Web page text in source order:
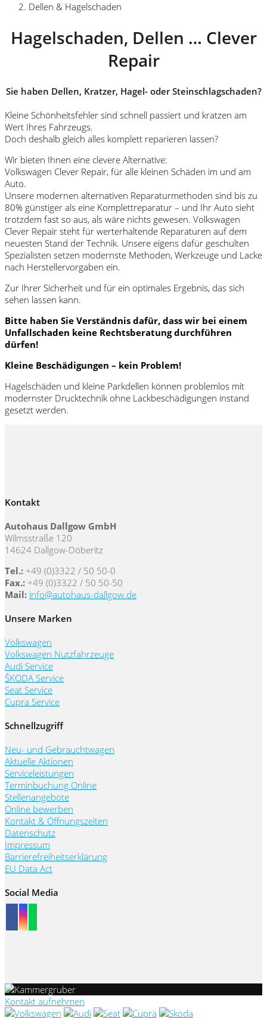
Dellen & Hagelschaden
Hagelschaden, Dellen … Clever
Repair
Sie haben Dellen, Kratzer, Hagel- oder Steinschlagschaden?
Kleine Schönheitsfehler sind schnell passiert und kratzen am
Wert Ihres Fahrzeugs.
Doch deshalb gleich alles komplett reparieren lassen?
Wir bieten Ihnen eine clevere Alternative:
Volkswagen Clever Repair, für alle kleinen Schäden im und am
Auto.
Unsere modernen alternativen Reparaturmethoden sind bis zu
80% günstiger als eine Komplettreparatur – und Ihr Auto sieht
trotzdem fast so aus, als wäre nichts gewesen. Volkswagen
Clever Repair steht für werterhaltende Reparaturen auf dem
neuesten Stand der Technik. Unsere eigens dafür geschulten
Spezialisten setzen modernste Methoden, Werkzeuge und Lacke
nach Herstellervorgaben ein.
Zur Ihrer Sicherheit und für ein optimales Ergebnis, das sich
sehen lassen kann.
Bitte haben Sie Verständnis dafür, dass wir bei einem
Unfallschaden keine Rechtsberatung durchführen
dürfen!
Kleine Beschädigungen – kein Problem!
Hagelschäden und kleine Parkdellen können problemlos mit
modernster Drucktechnik ohne Lackbeschädigungen instand
gesetzt werden.
Kontakt
Autohaus Dallgow GmbH
Wilmsstraße 120
14624 Dallgow-Döberitz
Tel.: +49 (0)3322 / 50 50-0
Fax.: +49 (0)3322 / 50 50-50
Mail: info@autohaus-dallgow.de
Unsere Marken
Volkswagen
Volkswagen Nutzfahrzeuge
Audi Service
ŠKODA Service
Seat Service
Cupra Service
Schnellzugriff
Neu- und Gebrauchtwagen
Aktuelle Aktionen
Serviceleistungen
Terminbuchung Online
Stellenangebote
Online bewerben
Kontakt & Öffnungszeiten
Datenschutz
Impressum
Barrierefreiheitserklärung
EU Data Act
Social Media
Kontakt aufnehmen